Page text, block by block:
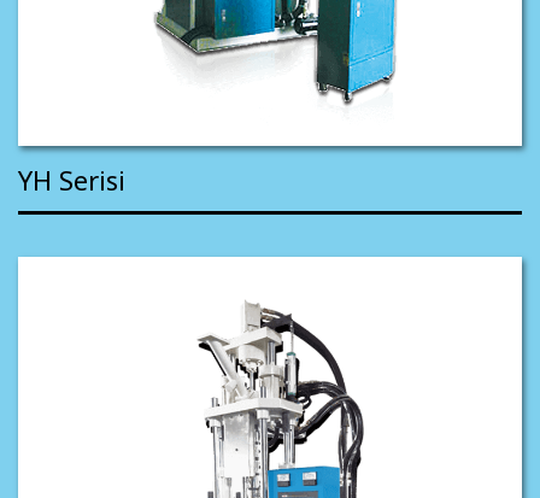
YH Serisi